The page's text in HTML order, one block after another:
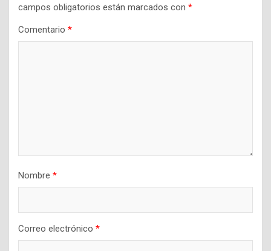
campos obligatorios están marcados con *
Comentario *
Nombre *
Correo electrónico *